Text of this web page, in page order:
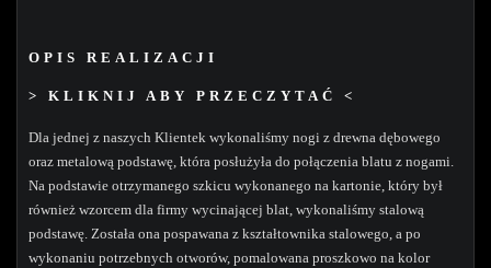
OPIS REALIZACJI
> KLIKNIJ ABY PRZECZYTAĆ <
Dla jednej z naszych Klientek wykonaliśmy nogi z drewna dębowego
oraz metalową podstawę, która posłużyła do połączenia blatu z nogami.
Na podstawie otrzymanego szkicu wykonanego na kartonie, który był
również wzorcem dla firmy wycinającej blat, wykonaliśmy stalową
podstawę. Została ona pospawana z kształtownika stalowego, a po
wykonaniu potrzebnych otworów, pomalowana proszkowo na kolor